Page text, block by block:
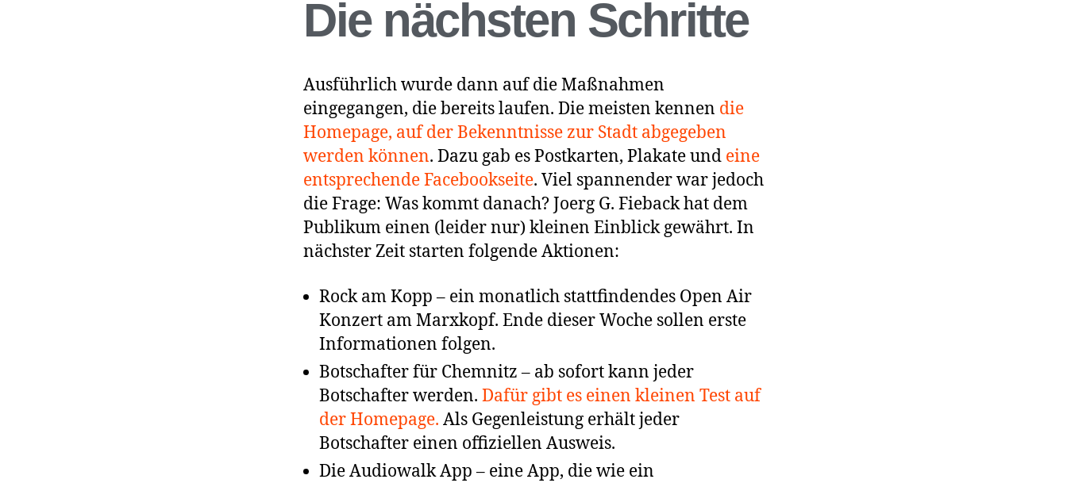
Die nächsten Schritte
Ausführlich wurde dann auf die Maßnahmen
eingegangen, die bereits laufen. Die meisten kennen die
Homepage, auf der Bekenntnisse zur Stadt abgegeben
werden können. Dazu gab es Postkarten, Plakate und eine
entsprechende Facebookseite. Viel spannender war jedoch
die Frage: Was kommt danach? Joerg G. Fieback hat dem
Publikum einen (leider nur) kleinen Einblick gewährt. In
nächster Zeit starten folgende Aktionen:
Rock am Kopp – ein monatlich stattfindendes Open Air
Konzert am Marxkopf. Ende dieser Woche sollen erste
Informationen folgen.
Botschafter für Chemnitz – ab sofort kann jeder
Botschafter werden. Dafür gibt es einen kleinen Test auf
der Homepage. Als Gegenleistung erhält jeder
Botschafter einen offiziellen Ausweis.
Die Audiowalk App – eine App, die wie ein